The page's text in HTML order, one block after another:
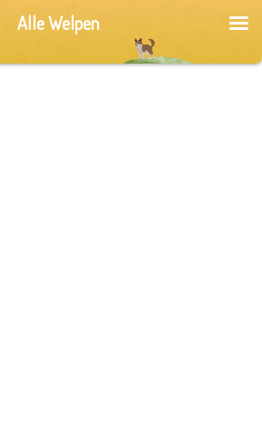
Alle Welpen